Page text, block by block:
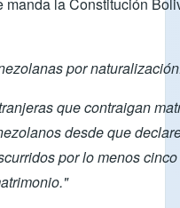
por
que contraigan
desde que
por lo menos